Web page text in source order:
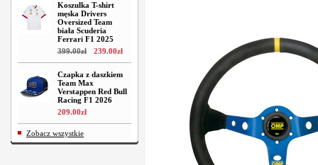
Koszulka T-shirt
męska Drivers
Oversized Team
biała Scuderia
Ferrari F1 2025
399.00zł 239.00zł
Czapka z daszkiem
Team Max
Verstappen Red Bull
Racing F1 2026
209.00zł
Zobacz wszystkie